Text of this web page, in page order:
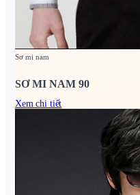
Sơ mi nam
SƠ MI NAM 90
Xem chi tiết